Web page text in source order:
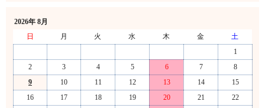
2026年 8月
日
月 火 水 木 金
土
1
2
3 4 5 6 7
8
9
10 11 12 13 14
15
16
17 18 19 20 21
22